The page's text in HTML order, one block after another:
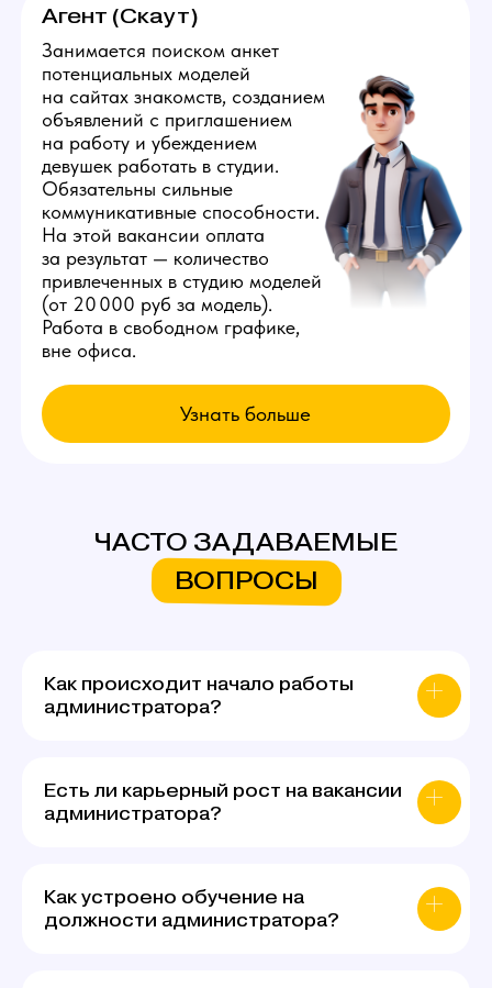
ЧАСТО ЗАДАВАЕМЫЕ
ВОПРОСЫ
Как происходит начало работы
администратора?
Есть ли карьерный рост на вакансии
администратора?
Как устроено обучение на
должности администратора?